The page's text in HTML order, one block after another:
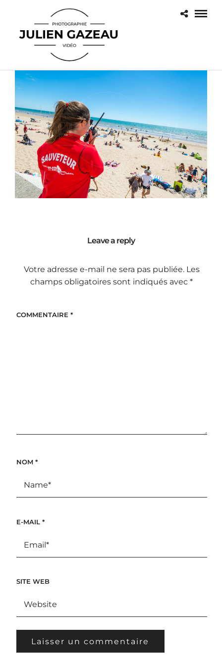
Leave a reply
Votre adresse e-mail ne sera pas publiée. Les
champs obligatoires sont indiqués avec*
COMMENTAIRE *
NOM *
E-MAIL *
SITE WEB